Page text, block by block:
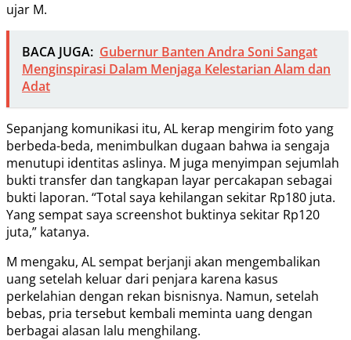
ujar M.
BACA JUGA: Gubernur Banten Andra Soni Sangat
Menginspirasi Dalam Menjaga Kelestarian Alam dan
Adat
Sepanjang komunikasi itu, AL kerap mengirim foto yang
berbeda-beda, menimbulkan dugaan bahwa ia sengaja
menutupi identitas aslinya. M juga menyimpan sejumlah
bukti transfer dan tangkapan layar percakapan sebagai
bukti laporan. “Total saya kehilangan sekitar Rp180 juta.
Yang sempat saya screenshot buktinya sekitar Rp120
juta,” katanya.
M mengaku, AL sempat berjanji akan mengembalikan
uang setelah keluar dari penjara karena kasus
perkelahian dengan rekan bisnisnya. Namun, setelah
bebas, pria tersebut kembali meminta uang dengan
berbagai alasan lalu menghilang.